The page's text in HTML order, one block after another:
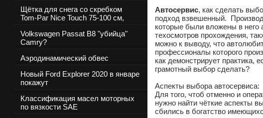
Щётка для снега со скребком
Tom-Par Nice Touch 75-100 см,
Volkswagen Passat B8 "убийца"
Camry?
Аэродинамический обвес
Новый Ford Explorer 2020 в январе
покажут
Классификация масел моторных
по вязкости SAE
Автосервис, как сделать
подход взвешенный.
которые были вложены в него
техосмотров прохождения,
можно к выводу, что
профессионалы которого
как демонстрирует практика,
грамотный выбор сделать?
Аспекты выбора автосервиса:
Для того, чтоб отменно и
нужно найти чёткие аспекты
сбились в богатство